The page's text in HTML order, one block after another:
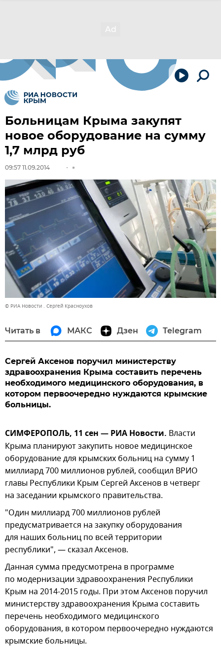
Больницам Крыма закупят
новое оборудование на сумму
1,7 млрд руб
09:57 11.09.2014
© РИА Новости . Сергей Красноухов
Читать в МАКС Дзен Telegram
Сергей Аксенов поручил министерству
здравоохранения Крыма составить перечень
необходимого медицинского оборудования, в
котором первоочередно нуждаются крымские
больницы.
СИМФЕРОПОЛЬ, 11 сен — РИА Новости. Власти
Крыма планируют закупить новое медицинское
оборудование для крымских больниц на сумму 1
миллиард 700 миллионов рублей, сообщил ВРИО
главы Республики Крым Сергей Аксенов в четверг
на заседании крымского правительства.
"Один миллиард 700 миллионов рублей
предусматривается на закупку оборудования
для наших больниц по всей территории
республики", — сказал Аксенов.
Данная сумма предусмотрена в программе
по модернизации здравоохранения Республики
Крым на 2014-2015 годы. При этом Аксенов поручил
министерству здравоохранения Крыма составить
перечень необходимого медицинского
оборудования, в котором первоочередно нуждаются
крымские больницы.